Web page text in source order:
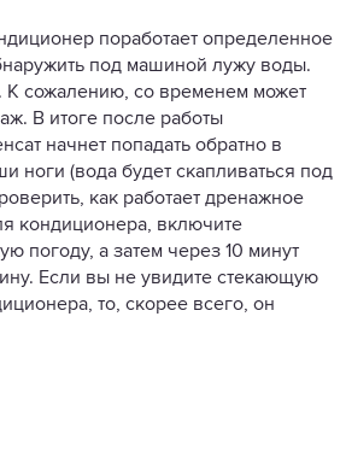
поработает определенное
под машиной лужу воды.
К сожалению, со временем может
В итоге после работы
начнет попадать обратно в
ноги (вода будет скапливаться под
как работает дренажное
кондиционера, включите
погоду, а затем через 10 минут
Если вы не увидите стекающую
то, скорее всего, он